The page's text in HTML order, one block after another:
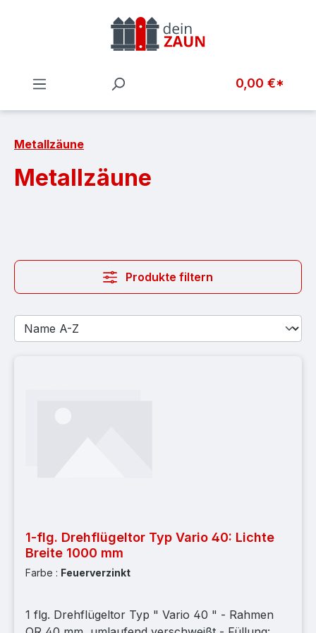
Zum Hauptinhalt springen
0,00 €*
Metallzäune
Metallzäune
Produkte filtern
1-flg. Drehflügeltor Typ Vario 40: Lichte
Breite 1000 mm
Farbe : Feuerverzinkt
1 flg. Drehflügeltor Typ " Vario 40 " - Rahmen